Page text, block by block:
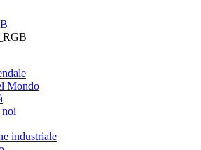
Mondo
industriale